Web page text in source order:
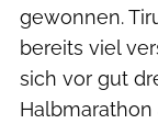
gewonnen.
bereits viel
sich vor gut
Halbmarathon